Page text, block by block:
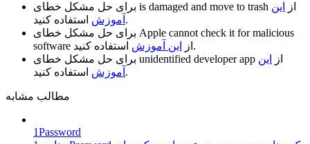
is damaged and move to trash از
این
آموزش استفاده کنید.
Apple cannot check it for malicious
software
از این آموزش
استفاده کنید.
unidentified developer app از
این
آموزش استفاده کنید.
مطالب مشابه
1Password